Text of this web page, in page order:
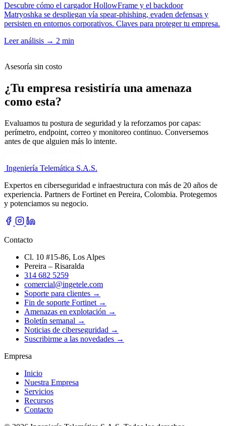
Descubre cómo el cargador HollowFrame y el backdoor
Matryoshka se despliegan vía spear-phishing, evaden defensas y
persisten en entornos corporativos. Claves para proteger tu empresa.
Leer análisis → 2 min
Asesoría sin costo
¿Tu empresa resistiría una amenaza
como esta?
Evaluamos tu postura de seguridad y la reforzamos por capas:
perímetro, endpoint, correo y monitoreo continuo. Conversemos
antes de que alguien más lo intente.
Ingeniería Telemática S.A.S.
Expertos en ciberseguridad e infraestructura con más de 20 años de
experiencia. Partners de Fortinet en Pereira, Colombia. Protegemos
y potenciamos su negocio.
Contacto
Cl. 10 #15-86, Los Alpes
Pereira – Risaralda
314 682 5259
comercial@ingetele.com
Soporte para clientes →
Fin de soporte Fortinet →
Amenazas en explotación →
Boletín semanal →
Noticias de ciberseguridad →
Suscribirme a las novedades →
Empresa
Inicio
Nuestra Empresa
Servicios
Recursos
Contacto